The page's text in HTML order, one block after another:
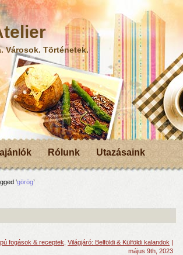
Városok. Történetek.
Rólunk Utazásaink
‘görög’
fogások & receptek Világjáró: Belföldi & Külföldi kalandok |
május 9th, 2023